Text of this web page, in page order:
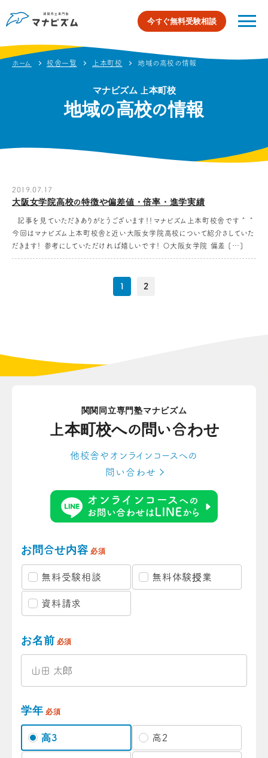
今すぐ無料受験相談
ホーム 校舎一覧 上本町校 地域の高校の情報
マナビズム 上本町校
地域の高校の情報
2019.07.17
大阪女学院高校の特徴や偏差値・倍率・進学実績
記事を見ていただきありがとうございます！！マナビズム上本町校舎です＾＾
今回はマナビズム上本町校舎と近い大阪女学院高校について紹介さしていた
だきます！ 参考にしていただければ嬉しいです！ 〇大阪女学院 偏差 […]
1 2
関関同立専門塾マナビズム
上本町校への問い合わせ
他校舎やオンラインコースへの
問い合わせ
お問合せ内容 必須
無料受験相談 無料体験授業
資料請求
お名前 必須
学年 必須
高3 高2